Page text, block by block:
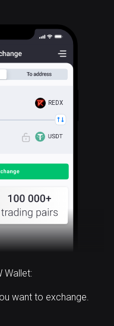
REDX
Wallet:
want to exchange.